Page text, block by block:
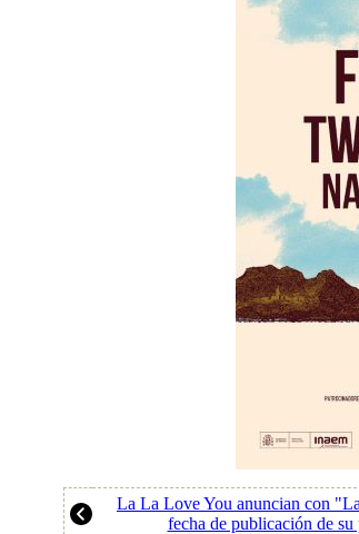
La La Love You anuncian con
fecha de publicación de